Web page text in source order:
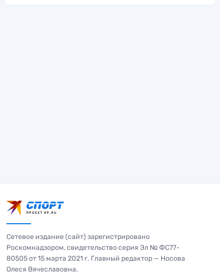
Сетевое издание (сайт) зарегистрировано
Роскомнадзором, свидетельство серия Эл № ФС77-
80505 от 15 марта 2021 г. Главный редактор — Носова
Олеся Вячеславовна.